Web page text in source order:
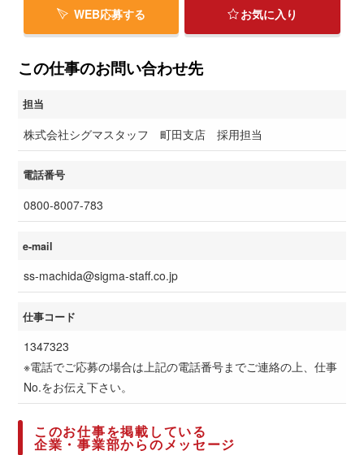
WEB応募する お気に入り
この仕事のお問い合わせ先
担当
株式会社シグマスタッフ 町田支店 採用担当
電話番号
0800-8007-783
e-mail
ss-machida@sigma-staff.co.jp
仕事コード
1347323
※電話でご応募の場合は上記の電話番号までご連絡の上、仕事
No.をお伝え下さい。
このお仕事を掲載している
企業・事業部からのメッセージ